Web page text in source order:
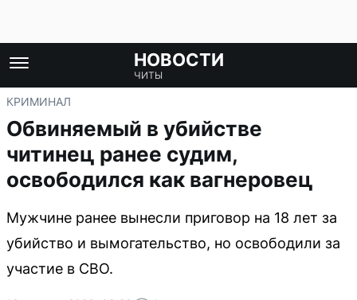
НОВОСТИ
ЧИТЫ
КРИМИНАЛ
Обвиняемый в убийстве
читинец ранее судим,
освободился как вагнеровец
Мужчине ранее вынесли приговор на 18 лет за
убийство и вымогательство, но освободили за
участие в СВО.